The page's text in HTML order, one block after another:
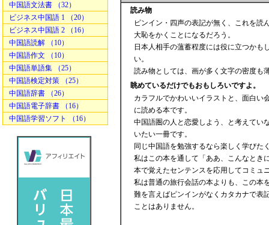
中国語文法書 （32）
ビジネス中国語 1 （20）
ビジネス中国語 2 （16）
中国語読解 （10）
中国語作文 （10）
中国語単語集 （25）
中国語検定対策 （25）
中国語辞書 （26）
中国語電子辞書 （16）
中国語学習ソフト （16）
読み物
ピンイン・四声の表記が無く、これを読
大恥をかくことになるだろう。
日本人相手の薀蓄程度には役に立つかも
い。
読み物としては、画が多く文字の密度も
眺めているだけでもおもしろいですよ。
カラフルでかわいいイラストと、面白い
に読める本です。
中国語圏の人と恋愛しよう、と考えてい
いたい一冊です。
同じ中国語を勉強するなら楽しく学びた
私はこの本を通して「ああ、こんなとき
本で覚えたセンテンスを応用してコミュ
私は普通の旅行会話の本よりも、この本
難を言えばピンインがなくカタカナで表
ことはありません。